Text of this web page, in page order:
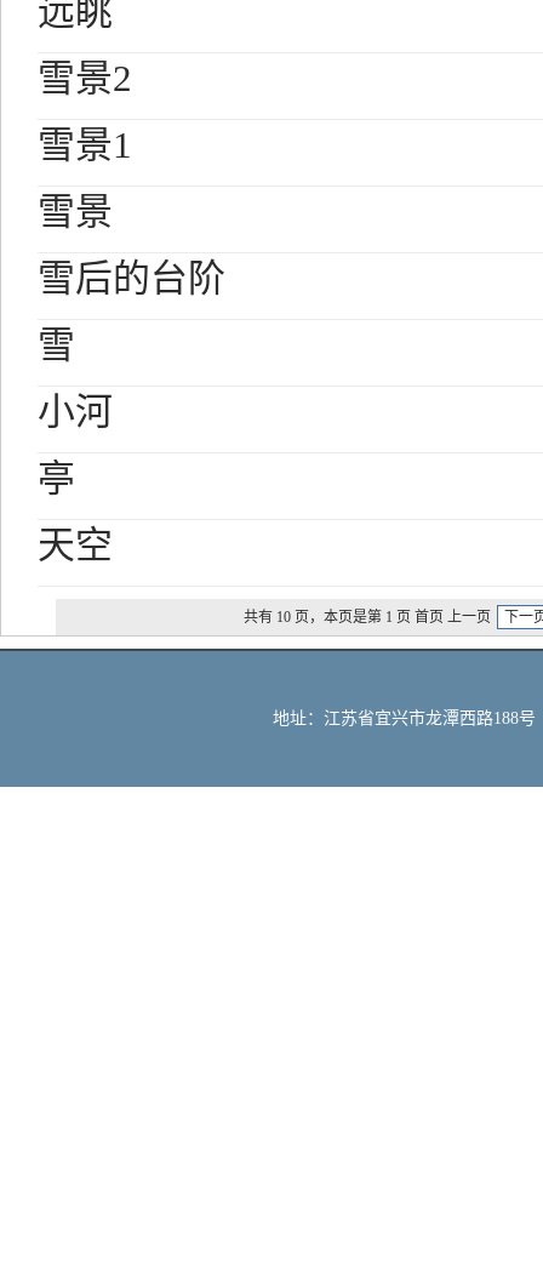
远眺
雪景2
雪景1
雪景
雪后的台阶
雪
小河
亭
天空
共有 10 页，本页是第 1 页 首页 上一页 下一
地址：江苏省宜兴市龙潭西路